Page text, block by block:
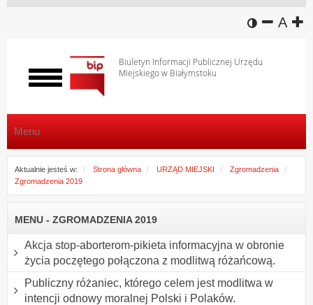
wersja
A
Biuletyn Informacji Publicznej Urzędu
Miejskiego w Białymstoku
Włącz
menu
Menu
Aktualnie jesteś w: Strona główna URZĄD MIEJSKI
Zgromadzenia
Zgromadzenia 2019
MENU - ZGROMADZENIA 2019
Akcja stop-aborterom-pikieta informacyjna w obronie
życia poczętego połączona z modlitwą różańcową.
Publiczny różaniec, którego celem jest modlitwa w
intencji odnowy moralnej Polski i Polaków.